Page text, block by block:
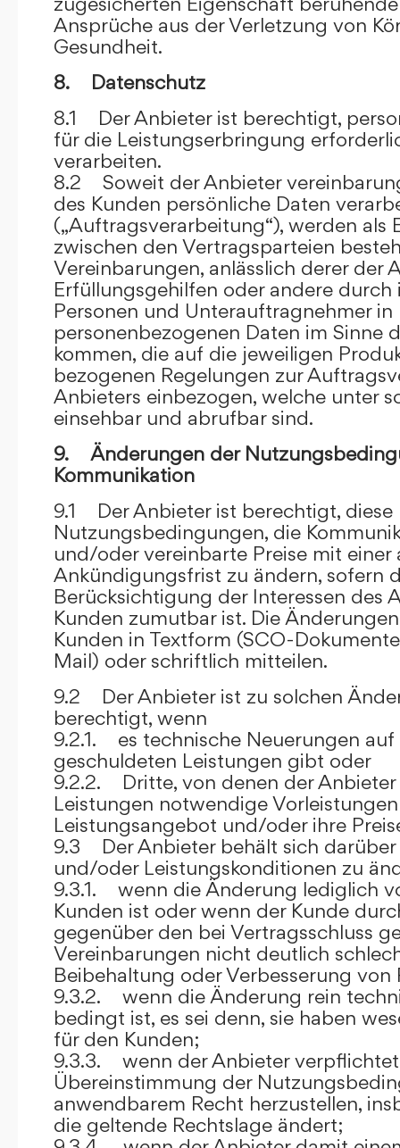
Ansprüche aus der Verletzung von
Gesundheit.
8. Datenschutz
8.1 Der Anbieter ist berechtigt,
für die Leistungserbringung
verarbeiten.
8.2 Soweit der Anbieter
des Kunden persönliche Daten
(„Auftragsverarbeitung“), werden als
zwischen den Vertragsparteien
Vereinbarungen, anlässlich derer der
Erfüllungsgehilfen oder andere
Personen und Unterauftragnehmer
personenbezogenen Daten im Sinne
kommen, die auf die jeweiligen
bezogenen Regelungen zur
Anbieters einbezogen, welche unter
einsehbar und abrufbar sind.
9. Änderungen der
Kommunikation
9.1 Der Anbieter ist berechtigt, diese
Nutzungsbedingungen, die
und/oder vereinbarte Preise mit einer
Ankündigungsfrist zu ändern, sofern
Berücksichtigung der Interessen des
Kunden zumutbar ist. Die
Kunden in Textform (SCO-
Mail) oder schriftlich mitteilen.
9.2 Der Anbieter ist zu solchen
berechtigt, wenn
9.2.1. es technische Neuerungen
geschuldeten Leistungen gibt oder
9.2.2. Dritte, von denen der Anbieter
Leistungen notwendige
Leistungsangebot und/oder ihre
9.3 Der Anbieter behält sich darüber
und/oder Leistungskonditionen zu
9.3.1. wenn die Änderung lediglich
Kunden ist oder wenn der Kunde
gegenüber den bei Vertragsschluss
Vereinbarungen nicht deutlich
Beibehaltung oder Verbesserung
9.3.2. wenn die Änderung rein
bedingt ist, es sei denn, sie haben
für den Kunden;
9.3.3. wenn der Anbieter verpflichtet
Übereinstimmung der
anwendbarem Recht herzustellen,
die geltende Rechtslage ändert;